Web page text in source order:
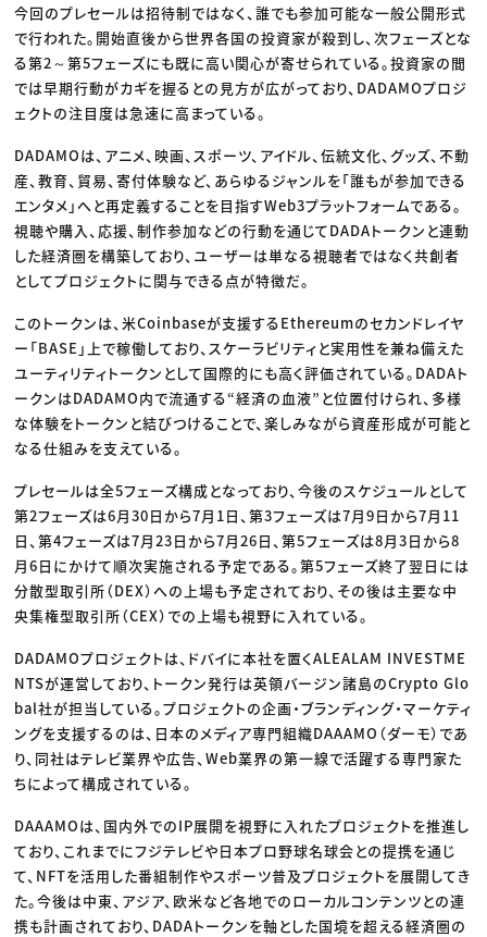
今回のプレセールは招待制ではなく、誰でも参加可能な一般公開形式
で行われた。開始直後から世界各国の投資家が殺到し、次フェーズとな
る第2～第5フェーズにも既に高い関心が寄せられている。投資家の間
では早期行動がカギを握るとの見方が広がっており、DADAMOプロジ
ェクトの注目度は急速に高まっている。
DADAMOは、アニメ、映画、スポーツ、アイドル、伝統文化、グッズ、不動
産、教育、貿易、寄付体験など、あらゆるジャンルを「誰もが参加できる
エンタメ」へと再定義することを目指すWeb3プラットフォームである。
視聴や購入、応援、制作参加などの行動を通じてDADAトークンと連動
した経済圏を構築しており、ユーザーは単なる視聴者ではなく共創者
としてプロジェクトに関与できる点が特徴だ。
このトークンは、米Coinbaseが支援するEthereumのセカンドレイヤ
ー「BASE」上で稼働しており、スケーラビリティと実用性を兼ね備えた
ユーティリティトークンとして国際的にも高く評価されている。DADAト
ークンはDADAMO内で流通する“経済の血液”と位置付けられ、多様
な体験をトークンと結びつけることで、楽しみながら資産形成が可能と
なる仕組みを支えている。
プレセールは全5フェーズ構成となっており、今後のスケジュールとして
第2フェーズは6月30日から7月1日、第3フェーズは7月9日から7月11
日、第4フェーズは7月23日から7月26日、第5フェーズは8月3日から8
月6日にかけて順次実施される予定である。第5フェーズ終了翌日には
分散型取引所（DEX）への上場も予定されており、その後は主要な中
央集権型取引所（CEX）での上場も視野に入れている。
DADAMOプロジェクトは、ドバイに本社を置くALEALAM INVESTME
NTSが運営しており、トークン発行は英領バージン諸島のCrypto Glo
bal社が担当している。プロジェクトの企画・ブランディング・マーケティ
ングを支援するのは、日本のメディア専門組織DAAAMO（ダーモ）であ
り、同社はテレビ業界や広告、Web業界の第一線で活躍する専門家た
ちによって構成されている。
DAAAMOは、国内外でのIP展開を視野に入れたプロジェクトを推進し
ており、これまでにフジテレビや日本プロ野球名球会との提携を通じ
て、NFTを活用した番組制作やスポーツ普及プロジェクトを展開してき
た。今後は中東、アジア、欧米など各地でのローカルコンテンツとの連
携も計画されており、DADAトークンを軸とした国境を超える経済圏の